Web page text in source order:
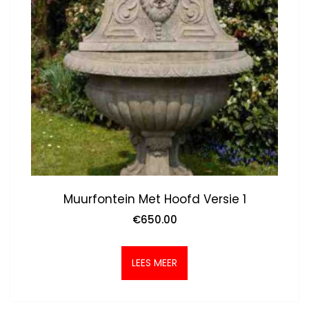
Muurfontein Met Hoofd Versie 1
€650.00
LEES MEER